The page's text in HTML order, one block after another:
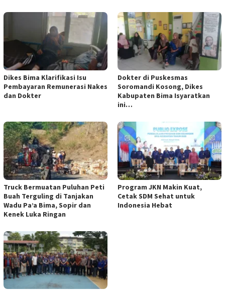
Dikes Bima Klarifikasi Isu
Pembayaran Remunerasi Nakes
dan Dokter
Dokter di Puskesmas
Soromandi Kosong, Dikes
Kabupaten Bima Isyaratkan
ini…
Truck Bermuatan Puluhan Peti
Buah Terguling di Tanjakan
Wadu Pa’a Bima, Sopir dan
Kenek Luka Ringan
Program JKN Makin Kuat,
Cetak SDM Sehat untuk
Indonesia Hebat